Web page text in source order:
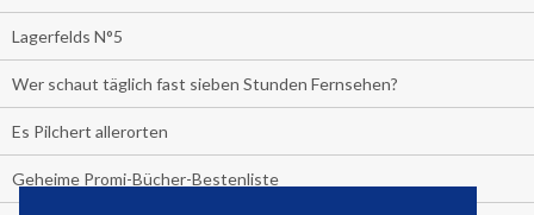
Lagerfelds N°5
Wer schaut täglich fast sieben Stunden Fernsehen?
Es Pilchert allerorten
Geheime Promi-Bücher-Bestenliste